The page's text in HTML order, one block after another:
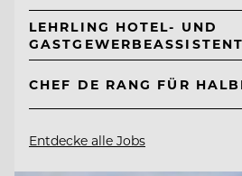
LEHRLING HOTEL- UND
CHEF DE RANG FÜR
Entdecke alle Jobs